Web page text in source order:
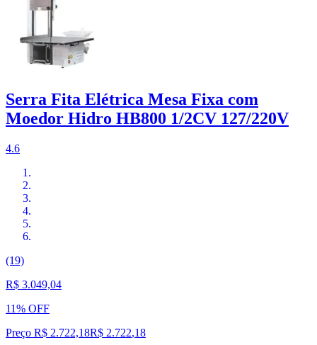
Serra Fita Elétrica Mesa Fixa com
Moedor Hidro HB800 1/2CV 127/220V
4.6
(19)
R$ 3.049,04
11% OFF
Preço R$ 2.722,18R$ 2.722,18